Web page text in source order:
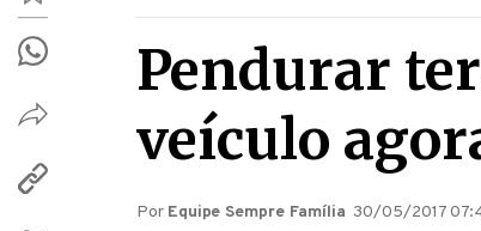
Pendurar
veículo
Por Equipe Sempre Família 30/05/2017